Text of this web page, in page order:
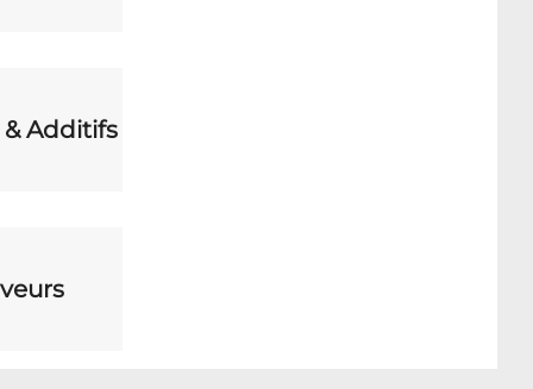
Additifs